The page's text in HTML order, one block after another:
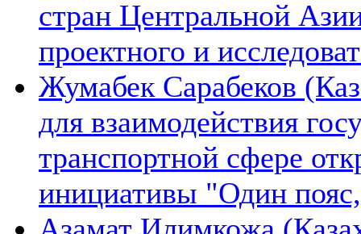
стран Центральной
проектного и
Жумабек Сарабеков
для взаимодействия
транспортной сфере
инициативы "Один